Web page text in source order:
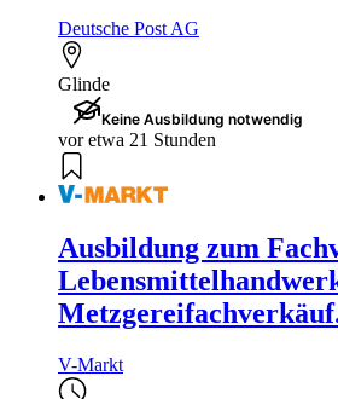
Deutsche Post AG
Glinde
Keine Ausbildung notwendig
vor etwa 21 Stunden
Ausbildung zum
V-Markt